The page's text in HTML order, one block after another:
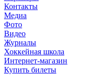
Контакты
Медиа
Фото
Видео
Журналы
Хоккейная школа
Интернет-магазин
Купить билеты